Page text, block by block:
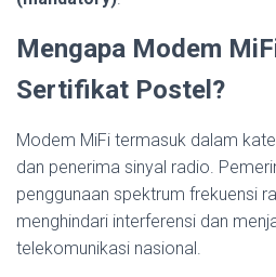
Mengapa Modem
Sertifikat Postel?
Modem MiFi termasuk dalam
dan penerima sinyal radio.
penggunaan spektrum frekuensi
menghindari interferensi dan
telekomunikasi nasional.